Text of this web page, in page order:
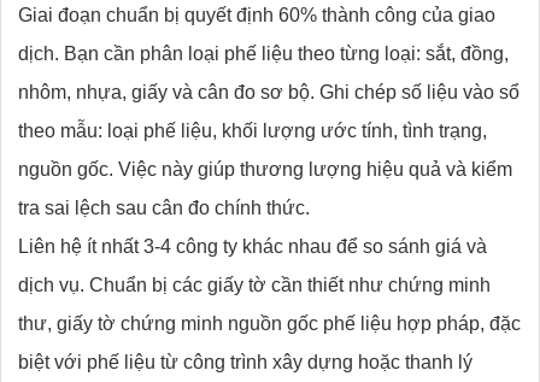
Giai đoạn chuẩn bị quyết định 60% thành công của giao
dịch. Bạn cần phân loại phế liệu theo từng loại: sắt, đồng,
nhôm, nhựa, giấy và cân đo sơ bộ. Ghi chép số liệu vào sổ
theo mẫu: loại phế liệu, khối lượng ước tính, tình trạng,
nguồn gốc. Việc này giúp thương lượng hiệu quả và kiểm
tra sai lệch sau cân đo chính thức.
Liên hệ ít nhất 3-4 công ty khác nhau để so sánh giá và
dịch vụ. Chuẩn bị các giấy tờ cần thiết như chứng minh
thư, giấy tờ chứng minh nguồn gốc phế liệu hợp pháp, đặc
biệt với phế liệu từ công trình xây dựng hoặc thanh lý